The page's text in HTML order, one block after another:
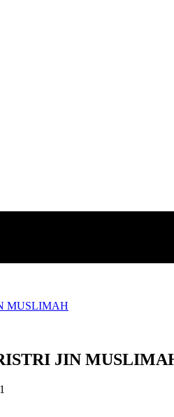
MUSLIMAH
JIN